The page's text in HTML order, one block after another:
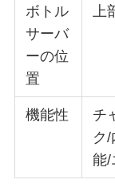
ボトル
サーバ
ーの位
置
上
機能性
チ
ク
能/